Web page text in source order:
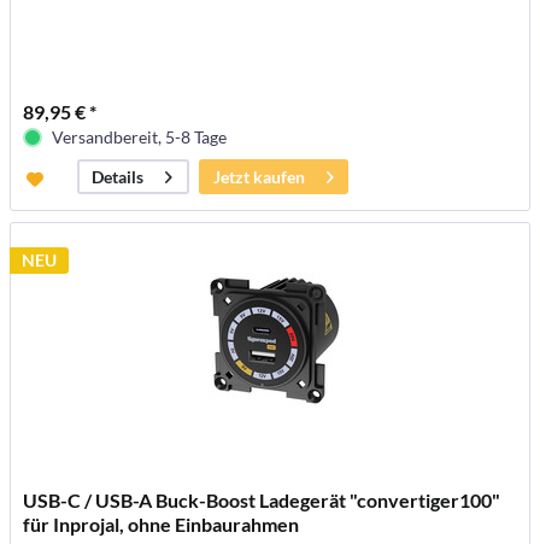
89,95 € *
Versandbereit, 5-8 Tage
Details
Jetzt kaufen
NEU
USB-C / USB-A Buck-Boost Ladegerät "convertiger100"
für Inprojal, ohne Einbaurahmen